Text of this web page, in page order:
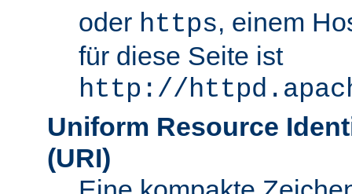
oder https, einem
für diese Seite ist
http://
Uniform Resource
(URI)